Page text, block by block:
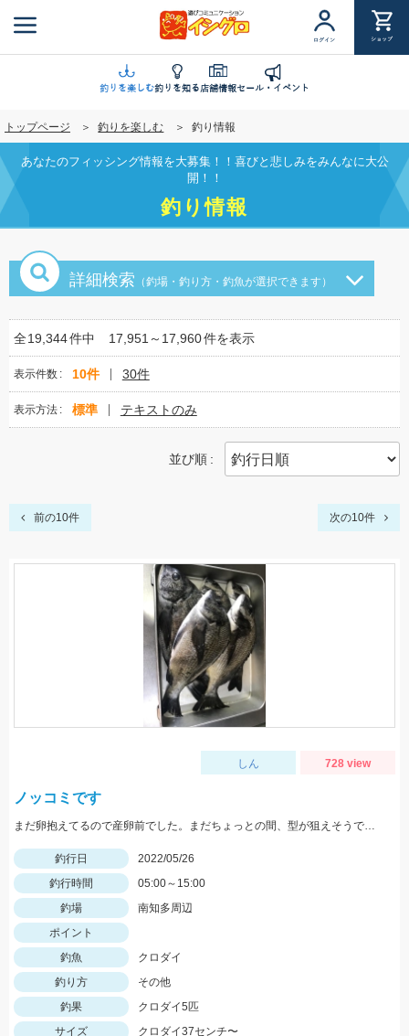
ン
に
移
動
ログイン ショップ
釣りを楽しむ釣りを知る店舗情報セール・イベント
トップページ 釣りを楽しむ 釣り情報
あなたのフィッシング情報を大募集！！喜びと悲しみをみんなに大公
開！！
釣り情報
詳細検索 （釣場・釣り方・釣魚が選択できます）
全19,344件中 17,951～17,960件を表示
表示件数 10件 30件
表示方法 標準 テキストのみ
並び順
前の10件 次の10件
しん 728 view
ノッコミです
まだ卵抱えてるので産卵前でした。まだちょっとの間、型が狙えそうです。
釣行日
2022/05/26
釣行時間
05:00～15:00
釣場
南知多周辺
ポイント
釣魚
クロダイ
釣り方
その他
釣果
クロダイ5匹
サイズ
クロダイ37センチ〜